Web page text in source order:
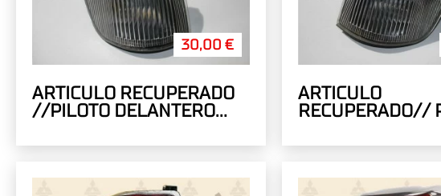
30,00 €
ARTICULO RECUPERADO
//PILOTO DELANTERO
ARTICULO
RECUPERADO//